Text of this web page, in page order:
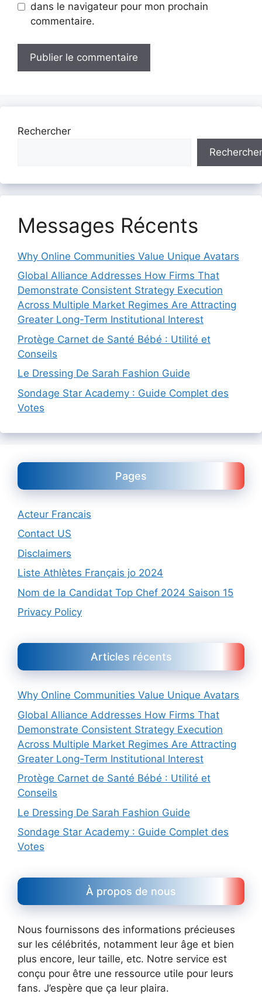
dans le navigateur pour mon prochain
commentaire.
Rechercher
Rechercher
Messages Récents
Why Online Communities Value Unique Avatars
Global Alliance Addresses How Firms That
Demonstrate Consistent Strategy Execution
Across Multiple Market Regimes Are Attracting
Greater Long-Term Institutional Interest
Protège Carnet de Santé Bébé : Utilité et
Conseils
Le Dressing De Sarah Fashion Guide
Sondage Star Academy : Guide Complet des
Votes
Pages
Acteur Francais
Contact US
Disclaimers
Liste Athlètes Français jo 2024
Nom de la Candidat Top Chef 2024 Saison 15
Privacy Policy
Articles récents
Why Online Communities Value Unique Avatars
Global Alliance Addresses How Firms That
Demonstrate Consistent Strategy Execution
Across Multiple Market Regimes Are Attracting
Greater Long-Term Institutional Interest
Protège Carnet de Santé Bébé : Utilité et
Conseils
Le Dressing De Sarah Fashion Guide
Sondage Star Academy : Guide Complet des
Votes
À propos de nous
Nous fournissons des informations précieuses
sur les célébrités, notamment leur âge et bien
plus encore, leur taille, etc. Notre service est
conçu pour être une ressource utile pour leurs
fans. J’espère que ça leur plaira.